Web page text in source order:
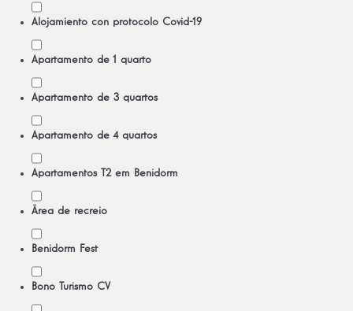
Alojamiento con protocolo Covid-19
Apartamento de 1 quarto
Apartamento de 3 quartos
Apartamento de 4 quartos
Apartamentos T2 em Benidorm
Ärea de recreio
Benidorm Fest
Bono Turismo CV